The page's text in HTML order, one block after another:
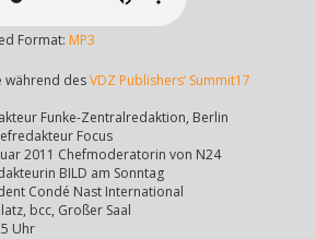
Format: MP3
während desVDZ Publishers‘ Summit17
Funke-Zentralredaktion, Berlin
Focus
2011 Chefmoderatorin von N24
BILD am Sonntag
Condé Nast International
bcc, Großer Saal
Uhr